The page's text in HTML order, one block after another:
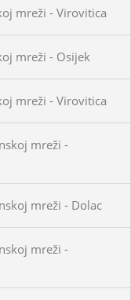
mreži - Virovitica
mreži - Osijek
mreži - Virovitica
mreži -
mreži - Dolac
mreži -